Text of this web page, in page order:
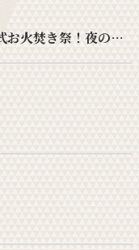
明日はいよいよ本昌寺フェスタ御会式お火焚き祭！夜の部もお待ちしてます！！